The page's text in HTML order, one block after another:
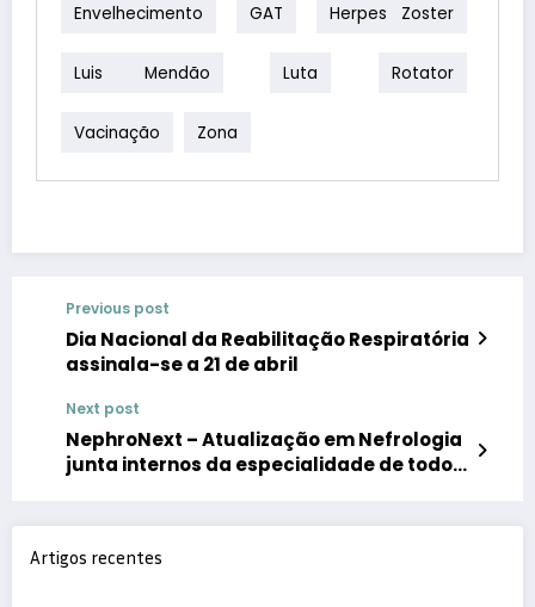
Envelhecimento GAT Herpes Zoster
Luis Mendão Luta Rotator
Vacinação Zona
Previous post
Dia Nacional da Reabilitação Respiratória
assinala-se a 21 de abril
Next post
NephroNext – Atualização em Nefrologia
junta internos da especialidade de todo o
Artigos recentes